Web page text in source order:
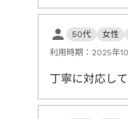
50代 女性
利用時期： 2025年
丁寧に対応し